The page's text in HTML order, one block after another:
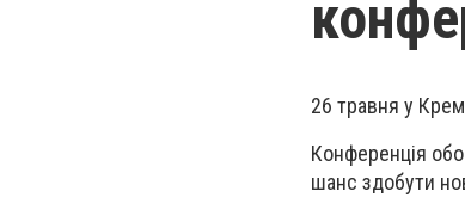
26 травня у
Конференція
шанс здобути